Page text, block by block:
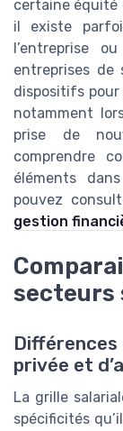
certaine équité
il existe
l’entreprise
entreprises de
dispositifs pour
notamment
prise de
comprendre
éléments
pouvez
gestion
secteurs
privée et
La grille
spécificités